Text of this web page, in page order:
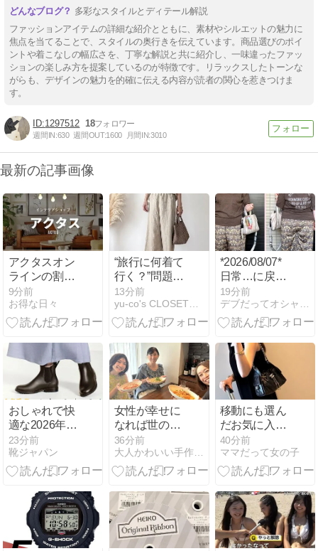
多彩なスタイルとディテール解説
ファッションアイテムの詳細な紹介とともに、素材やシルエットの魅力に
焦点を当てることで、スタイルの奥行きを伝えています。商品選びのポイ
ントや着こなしの幅広さを、丁寧な解説と共に紹介し、一味違ったファッ
ションの楽しみ方を提案しているのが特徴です。リラックスしたトーンな
がらも、デザインの魅力を的確に伝える内容が読者の関心を惹きつけま
す。
1297512 18
週間IN:630 週間OUT:1600 月間IN:3010
最新の記事画像
アクタスオン
ラインの割引
クーポンやセ
ール時期まと
め【2026年】
9分前
お得な日々
“旅行に何着て
行く？”問題を
解決してくれ
るセットアッ
プ
13分前
*2026/08/07*
日常…に戻り
きれなかった
19分前
おしゃれで快
適な2026年新
作レインシュ
ーズを完全解
説
23分前
靴ジャパン
女性が幸せに
なれば世の中
はよくなる
36分前
移動にも選ん
だお気に入り
ワンピ
40分前
ママだって女の子